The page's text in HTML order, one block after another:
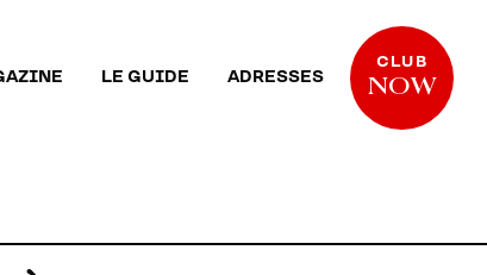
LE GUIDE ADRESSES
CLUB
NOW